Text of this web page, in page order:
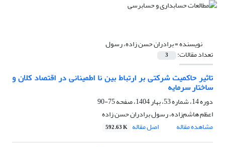
نویسنده =برادران حسن زاده، رسول
تعداد مقالات: 3
تاثیر حاکمیت شرکتی بر ارتباط بین نا اطمینانی در اقتصاد کلان و
ساختار سرمایه
دوره 14، شماره 53، بهار 1404، صفحه
75-90
اعظم هاشم‌زاده، رسول برادران حسن زاده
مشاهده مقاله
اصل مقاله 592.63 K